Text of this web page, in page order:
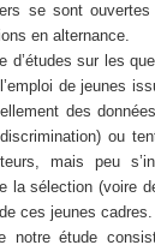
se sont ouvertes
en alternance.
d’études sur les
de jeunes
des
ou
mais peu
la sélection (voire
ces jeunes cadres.
notre étude